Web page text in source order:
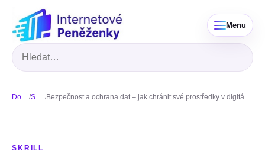
Menu
Hledat
Domů /Skrill / Bezpečnost a ochrana dat – jak chránit své prostředky v digitálním světě?
SKRILL